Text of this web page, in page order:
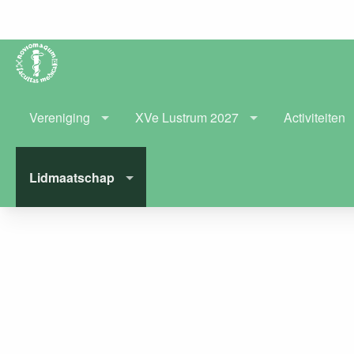
Vereniging XVe Lustrum 2027 Activiteiten
Lidmaatschap